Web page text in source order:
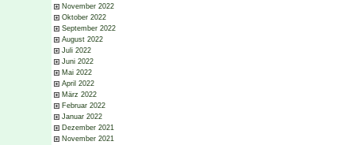
November 2022
Oktober 2022
September 2022
August 2022
Juli 2022
Juni 2022
Mai 2022
April 2022
März 2022
Februar 2022
Januar 2022
Dezember 2021
November 2021